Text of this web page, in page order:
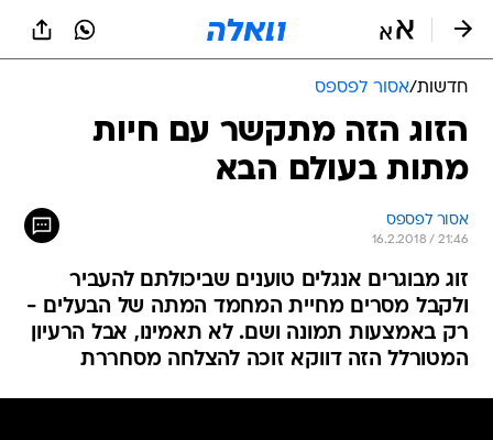
חדשות/אסור לפספס
הזוג הזה מתקשר עם חיות
מתות בעולם הבא
אסור לפספס
16.2.2018 / 21:46
זוג מבוגרים אנגלים טוענים שביכולתם להעביר
ולקבל מסרים מחיית המחמד המתה של הבעלים -
רק באמצעות תמונה ושם. לא תאמינו, אבל הרעיון
המטורלל הזה דווקא זוכה להצלחה מסחררת